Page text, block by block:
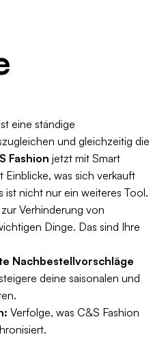
eine ständige
und gleichzeitig die
Fashion jetzt mit Smart
was sich verkauft
ist nicht nur ein weiteres Tool.
Verhinderung von
Dinge. Das sind Ihre
Nachbestellvorschläge
deine saisonalen und
Verfolge, was C&S Fashion